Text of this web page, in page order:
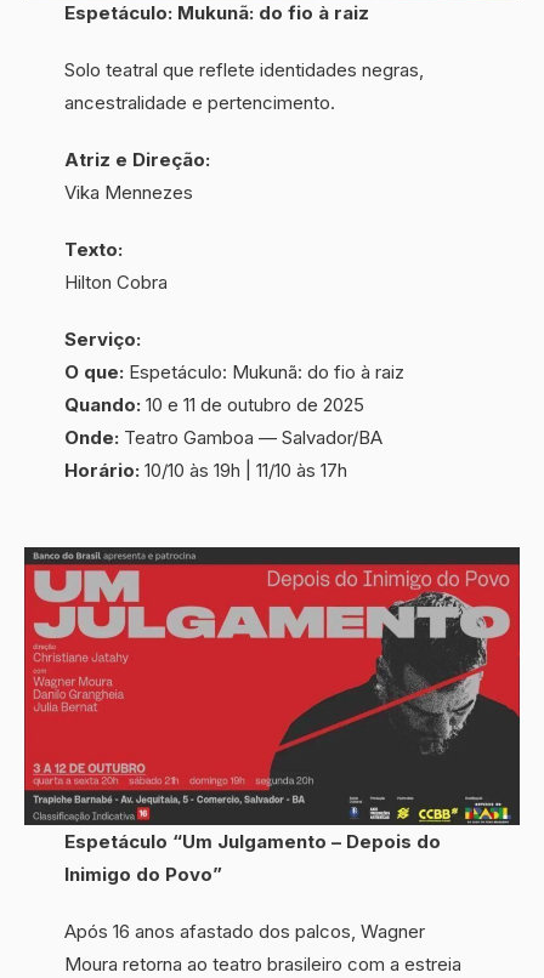
Espetáculo: Mukunã: do fio à raiz
Solo teatral que reflete identidades negras,
ancestralidade e pertencimento.
Atriz e Direção:
Vika Mennezes
Texto:
Hilton Cobra
Serviço:
O que: Espetáculo: Mukunã: do fio à raiz
Quando: 10 e 11 de outubro de 2025
Onde: Teatro Gamboa — Salvador/BA
Horário: 10/10 às 19h | 11/10 às 17h
Espetáculo “Um Julgamento – Depois do
Inimigo do Povo”
Após 16 anos afastado dos palcos, Wagner
Moura retorna ao teatro brasileiro com a estreia